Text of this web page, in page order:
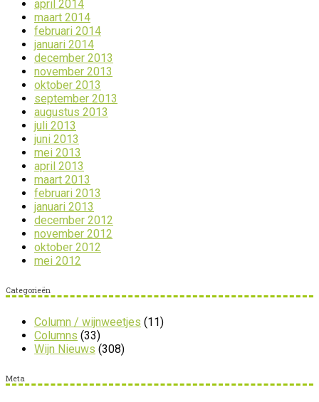
april 2014
maart 2014
februari 2014
januari 2014
december 2013
november 2013
oktober 2013
september 2013
augustus 2013
juli 2013
juni 2013
mei 2013
april 2013
maart 2013
februari 2013
januari 2013
december 2012
november 2012
oktober 2012
mei 2012
Categorieën
Column / wijnweetjes (11)
Columns (33)
Wijn Nieuws (308)
Meta